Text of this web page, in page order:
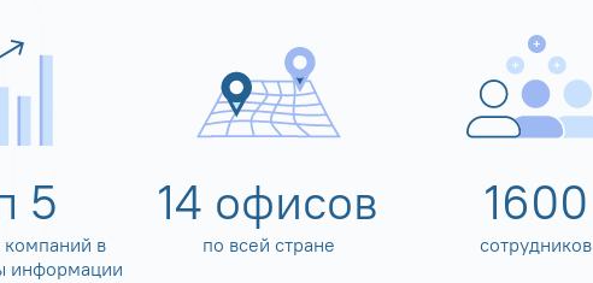
5
компаний в
информации
14 офисов
по всей стране
1600
сотрудников